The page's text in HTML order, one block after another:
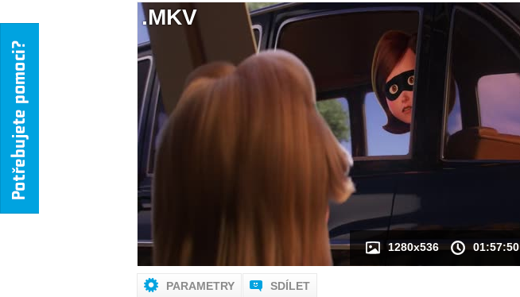
NÁHLED VIDEA
NENÍ K DISPOZICI
1280x536 01:57:50
.MKV
PARAMETRY SDÍLET